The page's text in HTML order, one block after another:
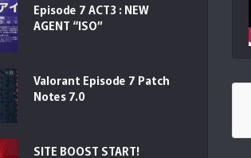
Episode 7 ACT3 : NEW
AGENT “ISO”
Valorant Episode 7 Patch
Notes 7.0
SITE BOOST START!